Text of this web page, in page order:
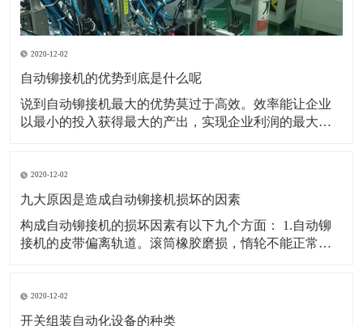
2020-12-02
自动铆接机的优势到底是什么呢
说到自动铆接机最大的优势莫过于高效。效率能让企业
以最小的投入获得最大的产出，实现企业利润的最大
有工作效率。并且逐个人工铆接也不可能保证产品的一
致性。所以企业必然会选择可以实现自动穿接自动铆接
2020-12-02
九大原因是造成自动铆接机损坏的因素
构成自动铆接机的损坏因素有以下九个方面： 1.自动铆
接机的皮带偏离轨道。滚筒橡胶磨损，惰轮不能正常工
在，在排出之前，皮带部分中的惰轮有一定的磨损。 2.
自动铆接机的皮带返回部分固定在骨灰上
2020-12-02
开关组装自动化设备的种类